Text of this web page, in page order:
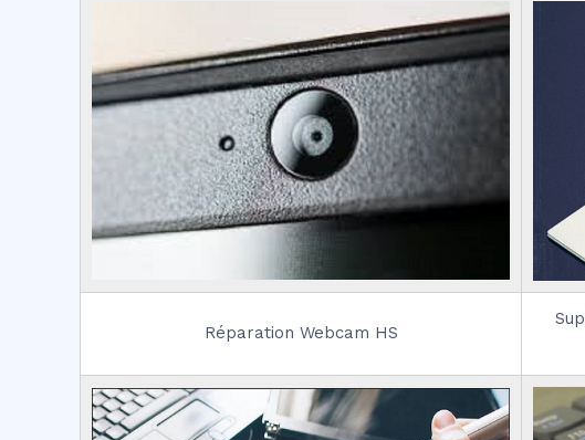
Réparation Webcam HS